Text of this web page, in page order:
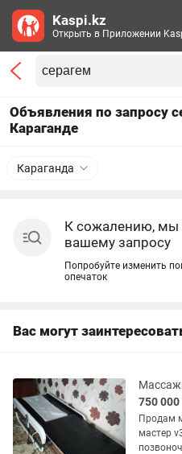
Объявления по запросу
Караганде
Караганда
К сожалению, мы
вашему запросу
Попробуйте изменить
опечаток
Вас могут
750
Продам
мастер
Kaspi.kz
Открыть в Приложении